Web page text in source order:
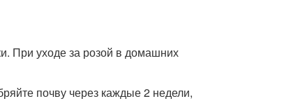
При уходе за розой в домашних
почву через каждые 2 недели,